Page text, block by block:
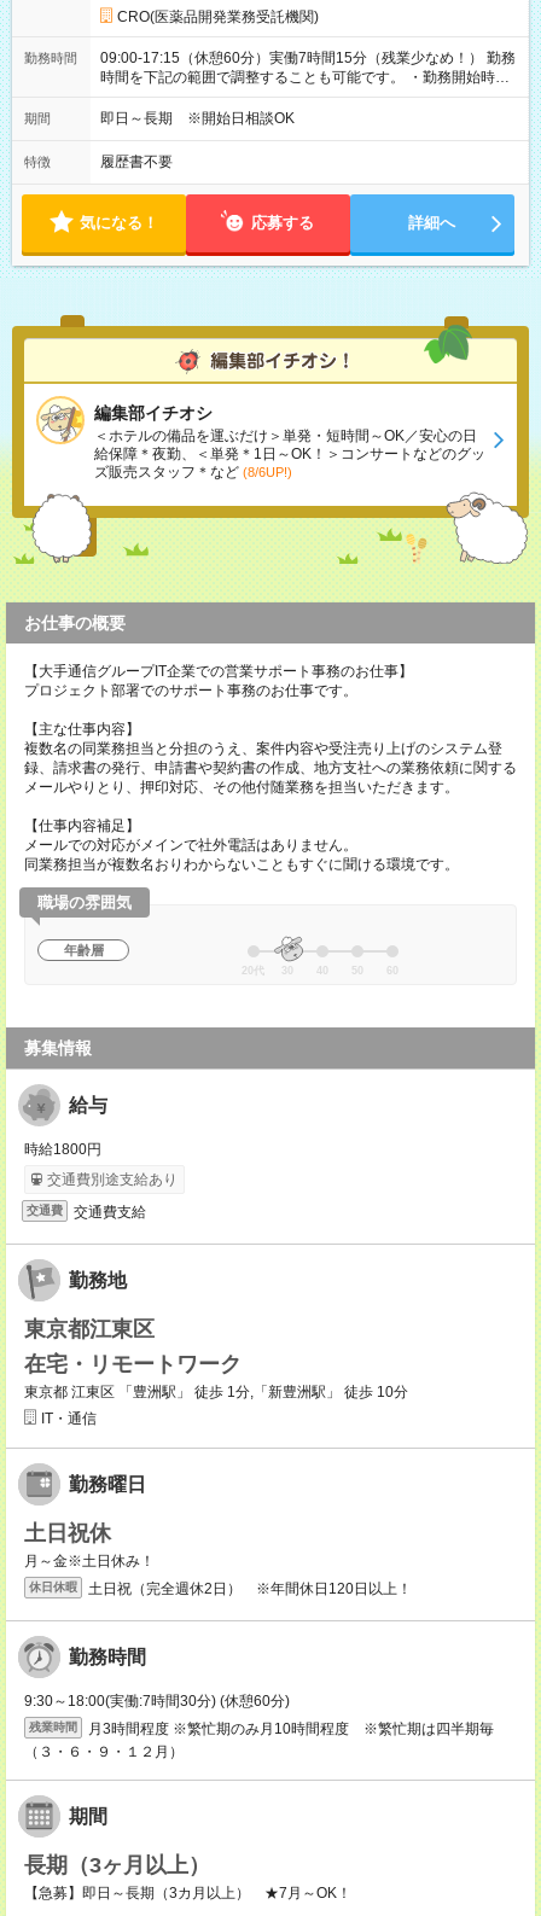
CRO(医薬品開発業務受託機関)
勤務時間
09:00-17:15（休憩60分）実働7時間15分（残業少なめ！） 勤務
時間を下記の範囲で調整することも可能です。 ・勤務開始時
間 09:00～10:00 ・勤務終了時間 16:00～17:15 ・実働
05:00～07:15
期間 即日～長期 ※開始日相談OK
特徴 履歴書不要
気になる！ 応募する 詳細へ
編集部イチオシ
＜ホテルの備品を運ぶだけ＞単発・短時間～OK／安心の日
給保障＊夜勤、＜単発＊1日～OK！＞コンサートなどのグッ
ズ販売スタッフ＊など (8/6UP!)
お仕事の概要
【大手通信グループIT企業での営業サポート事務のお仕事】
プロジェクト部署でのサポート事務のお仕事です。
【主な仕事内容】
複数名の同業務担当と分担のうえ、案件内容や受注売り上げのシステム登
録、請求書の発行、申請書や契約書の作成、地方支社への業務依頼に関する
メールやりとり、押印対応、その他付随業務を担当いただきます。
【仕事内容補足】
メールでの対応がメインで社外電話はありません。
同業務担当が複数名おりわからないこともすぐに聞ける環境です。
職場の雰囲気
年齢層
20代 30 40 50 60
募集情報
給与
時給1800円
交通費別途支給あり
交通費 交通費支給
勤務地
東京都江東区
在宅・リモートワーク
東京都 江東区 「豊洲駅」 徒歩 1分,「新豊洲駅」 徒歩 10分
IT・通信
勤務曜日
土日祝休
月～金※土日休み！
休日休暇 土日祝（完全週休2日） ※年間休日120日以上！
勤務時間
9:30～18:00(実働:7時間30分) (休憩60分)
残業時間
月3時間程度 ※繁忙期のみ月10時間程度 ※繁忙期は四半期毎
（３・６・９・１２月）
期間
長期（3ヶ月以上）
【急募】即日～長期（3カ月以上） ★7月～OK！